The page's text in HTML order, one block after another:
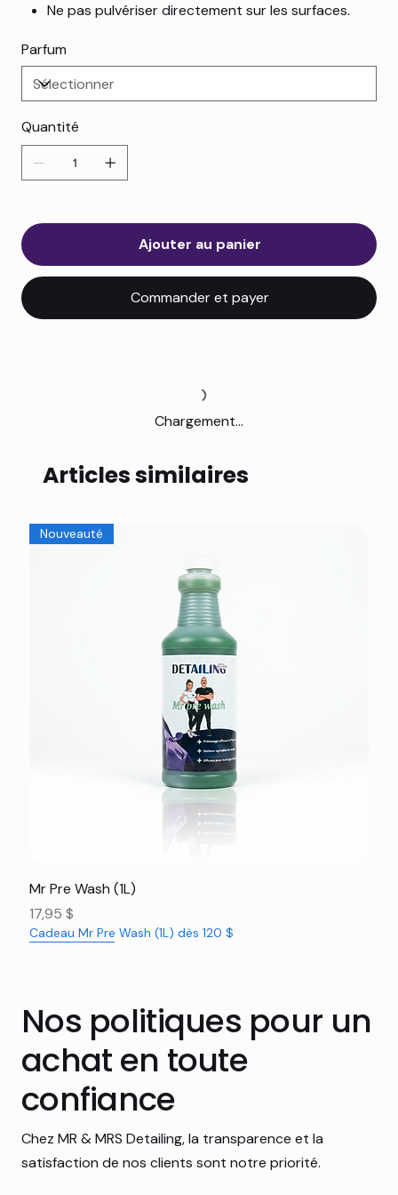
Ne pas pulvériser directement sur les surfaces.
Parfum
Quantité
Ajouter au panier
Commander et payer
Chargement...
Articles similaires
Nouveauté
Mr Pre Wash (1L)
Prix
17,95 $
Cadeau Mr Pre Wash (1L) dès 120 $
Nos politiques pour un
achat en toute
confiance
Chez MR & MRS Detailing, la transparence et la
satisfaction de nos clients sont notre priorité.